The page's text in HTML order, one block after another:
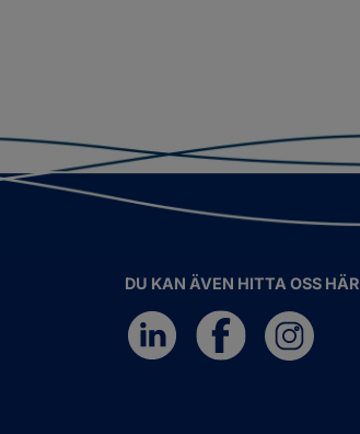
DU KAN ÄVEN HITTA OSS HÄR